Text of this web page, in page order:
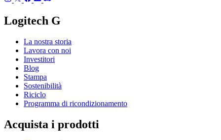
Logitech G
La nostra storia
Lavora con noi
Investitori
Blog
Stampa
Sostenibilità
Riciclo
Programma di ricondizionamento
Acquista i prodotti